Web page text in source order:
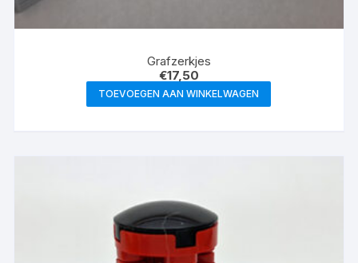
Grafzerkjes
€17,50
TOEVOEGEN AAN WINKELWAGEN